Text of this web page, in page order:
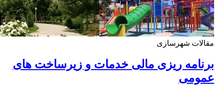
شهرسازی
ریزی مالی خدمات و زیرساخت های